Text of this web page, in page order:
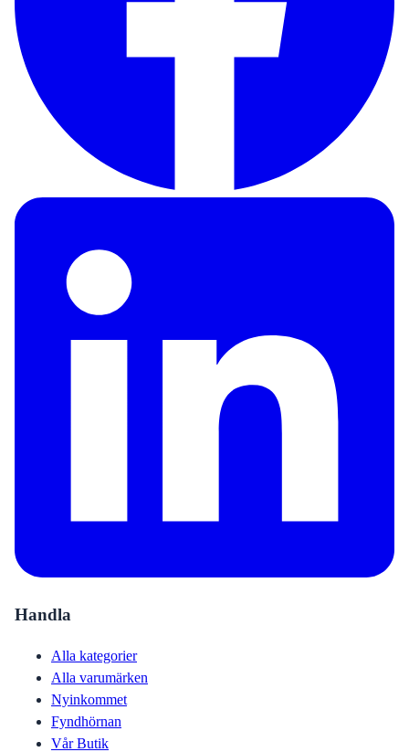
Handla
Alla kategorier
Alla varumärken
Nyinkommet
Fyndhörnan
Vår Butik